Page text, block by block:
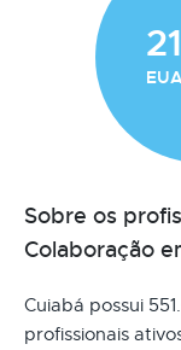
EUA
Sobre os
Colaboração
Cuiabá possui
profissionais